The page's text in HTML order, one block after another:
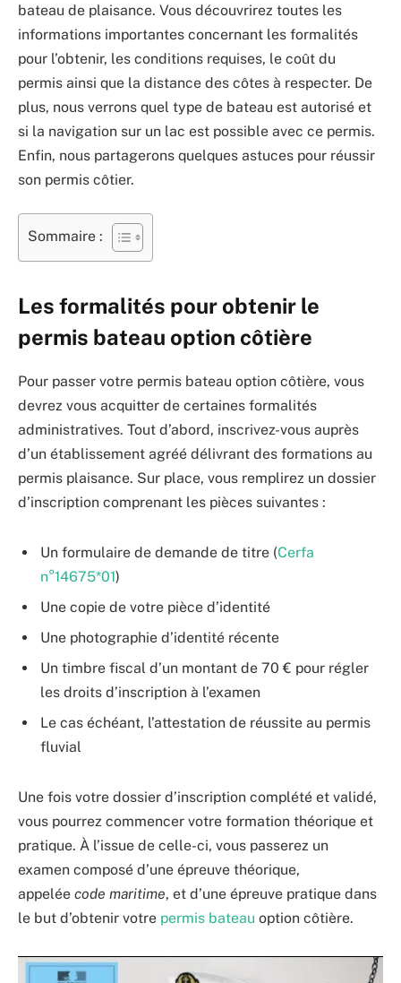
bateau de plaisance. Vous découvrirez toutes les
informations importantes concernant les formalités
pour l’obtenir, les conditions requises, le coût du
permis ainsi que la distance des côtes à respecter. De
plus, nous verrons quel type de bateau est autorisé et
si la navigation sur un lac est possible avec ce permis.
Enfin, nous partagerons quelques astuces pour réussir
son permis côtier.
Sommaire :
Les formalités pour obtenir le
permis bateau option côtière
Pour passer votre permis bateau option côtière, vous
devrez vous acquitter de certaines formalités
administratives. Tout d’abord, inscrivez-vous auprès
d’un établissement agréé délivrant des formations au
permis plaisance. Sur place, vous remplirez un dossier
d’inscription comprenant les pièces suivantes :
Un formulaire de demande de titre (Cerfa
n°14675*01)
Une copie de votre pièce d’identité
Une photographie d’identité récente
Un timbre fiscal d’un montant de 70 € pour régler
les droits d’inscription à l’examen
Le cas échéant, l’attestation de réussite au permis
fluvial
Une fois votre dossier d’inscription complété et validé,
vous pourrez commencer votre formation théorique et
pratique. À l’issue de celle-ci, vous passerez un
examen composé d’une épreuve théorique,
appelée code maritime, et d’une épreuve pratique dans
le but d’obtenir votre permis bateau option côtière.